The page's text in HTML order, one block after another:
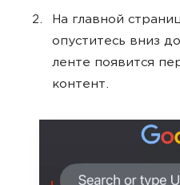
На главной
опуститесь вниз
ленте появится
контент.